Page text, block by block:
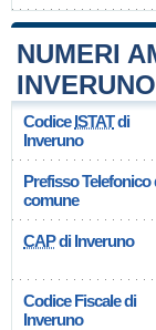
NUMERI
INVERUNO
CodiceISTATdi
Inveruno
Prefisso Telefonico
comune
CAPdi Inveruno
Codice Fiscale di
Inveruno